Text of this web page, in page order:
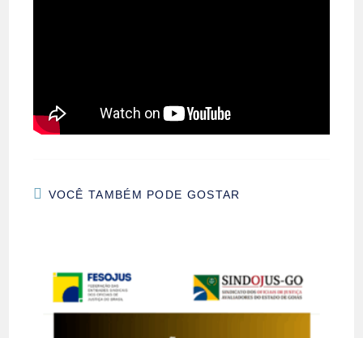
VOCÊ TAMBÉM PODE GOSTAR